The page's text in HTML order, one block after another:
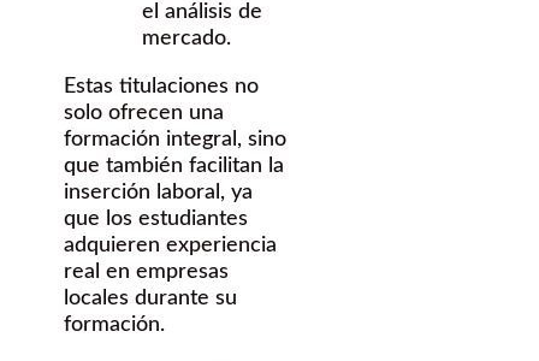
el análisis de
mercado.
Estas titulaciones no
solo ofrecen una
formación integral, sino
que también facilitan la
inserción laboral, ya
que los estudiantes
adquieren experiencia
real en empresas
locales durante su
formación.